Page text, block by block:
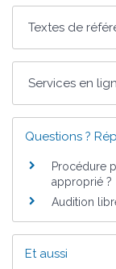
Textes de
Services en
Questions ?
Procédure
approprié ?
Audition
Et aussi